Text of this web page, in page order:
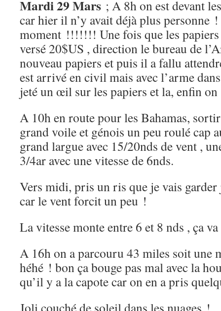
Mardi 29 Mars ; A 8h on est devant
car hier il n’y avait déjà plus personne
moment !!!!!!! Une fois que les papiers
versé 20$US , direction le bureau de
nouveau papiers et puis il a fallu
est arrivé en civil mais avec l’arme
jeté un œil sur les papiers et la, enfin
A 10h en route pour les Bahamas,
grand voile et génois un peu roulé cap
grand largue avec 15/20nds de vent ,
3/4ar avec une vitesse de 6nds.
Vers midi, pris un ris que je vais garder
car le vent forcit un peu !
La vitesse monte entre 6 et 8 nds , ça
A 16h on a parcouru 43 miles soit une
héhé ! bon ça bouge pas mal avec la
qu’il y a la capote car on en a pris
Joli couché de soleil dans les nuages !